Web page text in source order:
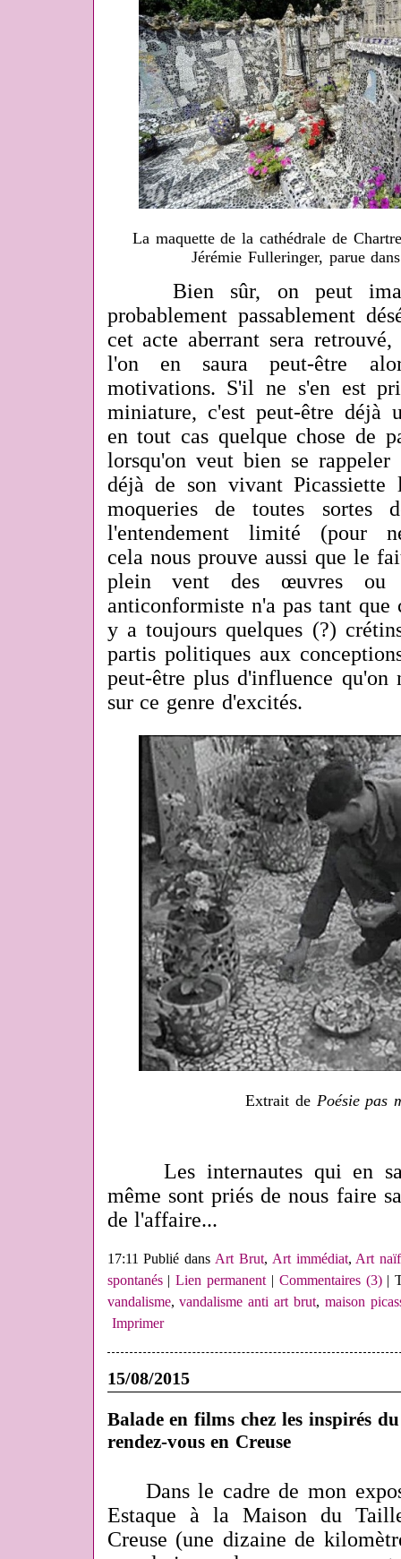
La maquette de la cathédrale de
Jérémie Fulleringer, parue
Bien sûr, on peut
probablement passablement
cet acte aberrant sera
l'on en saura peut-être
motivations. S'il ne s'en est
miniature, c'est peut-être déjà
en tout cas quelque chose de
lorsqu'on veut bien se
déjà de son vivant
moqueries de toutes
l'entendement limité (pour
cela nous prouve aussi que le
plein vent des œuvres ou
anticonformiste n'a pas tant
y a toujours quelques (?)
partis politiques aux
peut-être plus d'influence qu'on
sur ce genre d'excités.
Extrait de Poésie pas
Les internautes qui en
même sont priés de nous faire
de l'affaire...
17:11 Publié dansArt Brut, Art immédiat,Art naïf
spontanés|Lien permanent| Commentaires (3)|
vandalisme,vandalisme anti art brut, maison
Imprimer
15/08/2015
Balade en films chez les inspirés
rendez-vous en Creuse
Dans le cadre de mon
Estaque à la Maison du
Creuse (une dizaine de